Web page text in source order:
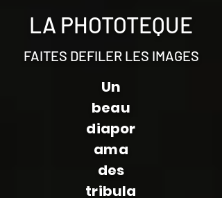
LA PHOTOTEQUE
FAITES DEFILER LES IMAGES
Un
beau
diapor
ama
des
tribula